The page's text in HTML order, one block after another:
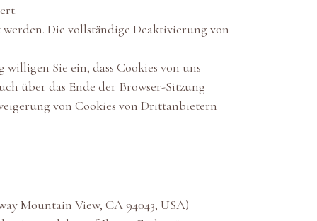
Die vollständige Deaktivierung von
Sie ein, dass Cookies von uns
über das Ende der Browser-Sitzung
von Cookies von Drittanbietern
Mountain View, CA 94043, USA)